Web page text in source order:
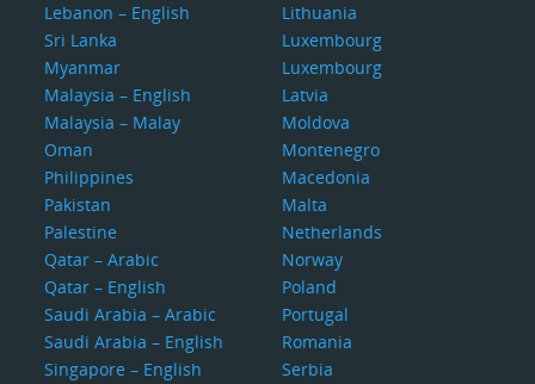
Lebanon – English
Sri Lanka
Myanmar
Malaysia – English
Malaysia – Malay
Oman
Philippines
Pakistan
Palestine
Qatar – Arabic
Qatar – English
Saudi Arabia – Arabic
Saudi Arabia – English
Singapore – English
Lithuania
Luxembourg
Luxembourg
Latvia
Moldova
Montenegro
Macedonia
Malta
Netherlands
Norway
Poland
Portugal
Romania
Serbia